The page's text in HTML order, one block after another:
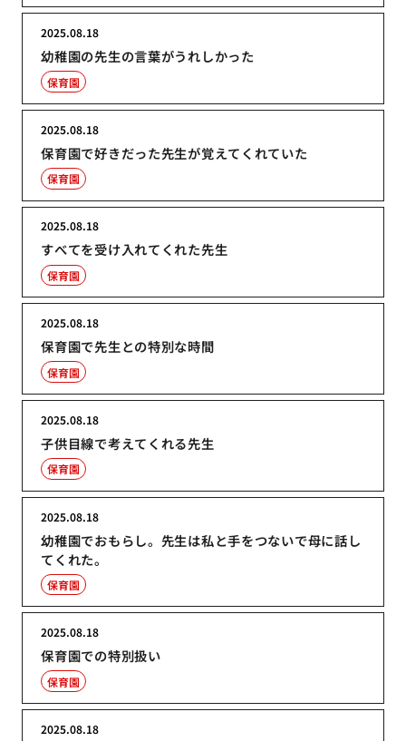
幼稚園の先生の言葉がうれしかった
2025.08.18
保育園
保育園で好きだった先生が覚えてくれていた
2025.08.18
保育園
すべてを受け入れてくれた先生
2025.08.18
保育園
保育園で先生との特別な時間
2025.08.18
保育園
子供目線で考えてくれる先生
2025.08.18
保育園
幼稚園でおもらし。先生は私と手をつないで母に話し
てくれた。
2025.08.18
保育園
保育園での特別扱い
2025.08.18
保育園
2025.08.18